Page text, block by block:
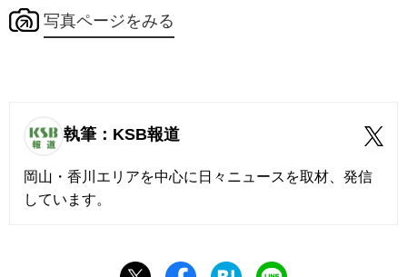
写真ページをみる
執筆：KSB報道
岡山・香川エリアを中心に日々ニュースを取材、発信
しています。